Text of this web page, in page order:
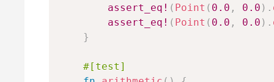
assert_eq! ( Point ( 0.0 , 0.0 ) .
assert_eq! ( Point ( 0.0 , 0.0 ) .
}
#[test]